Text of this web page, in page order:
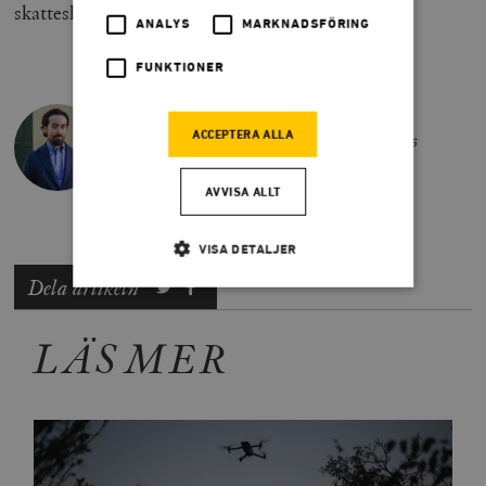
skatteslöseri.
Bean Khalil är ledarskribent på Smedjans
sommarredaktion 2025.
Dela artikeln
LÄS MER
ANALYS MARKNADSFÖRING
FUNKTIONER
ACCEPTERA ALLA
AVVISA ALLT
VISA DETALJER
Marknadsföring
kärnwebbplatsfunktioner som användarinloggning
och kontohantering. Webbplatsen kan inte användas
ordentligt utan strikt nödvändiga cookies.